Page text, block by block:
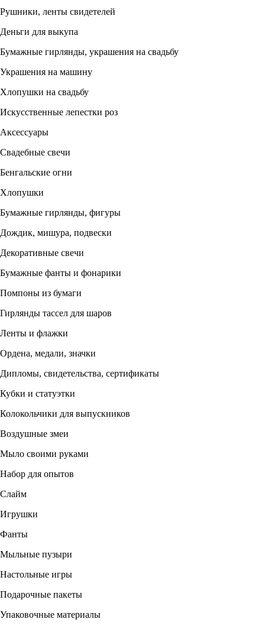
Рушники, ленты свидетелей
Деньги для выкупа
Бумажные гирлянды, украшения на свадьбу
Украшения на машину
Хлопушки на свадьбу
Искусственные лепестки роз
Аксессуары
Свадебные свечи
Бенгальские огни
Хлопушки
Бумажные гирлянды, фигуры
Дождик, мишура, подвески
Декоративные свечи
Бумажные фанты и фонарики
Помпоны из бумаги
Гирлянды тассел для шаров
Ленты и флажки
Ордена, медали, значки
Дипломы, свидетельства, сертификаты
Кубки и статуэтки
Колокольчики для выпускников
Воздушные змеи
Мыло своими руками
Набор для опытов
Слайм
Игрушки
Фанты
Мыльные пузыри
Настольные игры
Подарочные пакеты
Упаковочные материалы